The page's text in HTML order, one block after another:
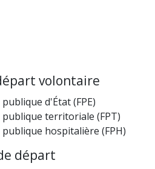
volontaire
d'État (FPE)
territoriale (FPT)
hospitalière (FPH)
départ